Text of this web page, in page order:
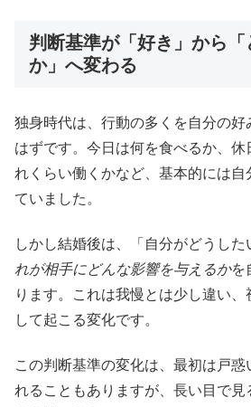
判断基準が「好き」から「
か」へ変わる
独身時代は、行動の多くを自分の好
はずです。今日は何を食べるか、
れくらい働くかなど、基本的には自
ていました。
しかし結婚後は、「自分がどうした
れが相手にどんな影響を与えるかを
ります。これは我慢とは少し違い、
して起こる変化です。
この判断基準の変化は、最初は戸
れることもありますが、長い目で見